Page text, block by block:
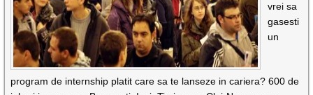
vrei sa
gasesti
un
program de internship platit care sa te lanseze in cariera? 600 de